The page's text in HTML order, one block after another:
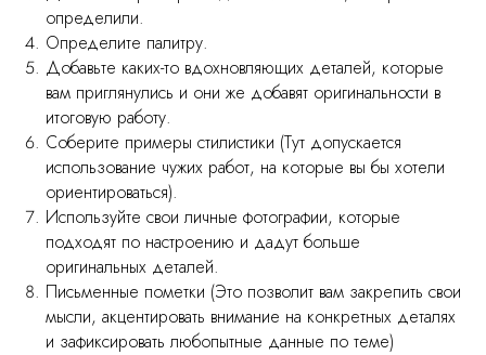
определили.
Определите палитру.
Добавьте каких-то вдохновляющих деталей, которые
вам приглянулись и они же добавят оригинальности в
итоговую работу.
Соберите примеры стилистики (Тут допускается
использование чужих работ, на которые вы бы хотели
ориентироваться).
Используйте свои личные фотографии, которые
подходят по настроению и дадут больше
оригинальных деталей.
Письменные пометки (Это позволит вам закрепить свои
мысли, акцентировать внимание на конкретных деталях
и зафиксировать любопытные данные по теме)